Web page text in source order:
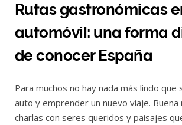
Rutas gastronómicas
automóvil: una forma
de conocer España
Para muchos no hay nada más lindo que
auto y emprender un nuevo viaje. Buena
charlas con seres queridos y paisajes